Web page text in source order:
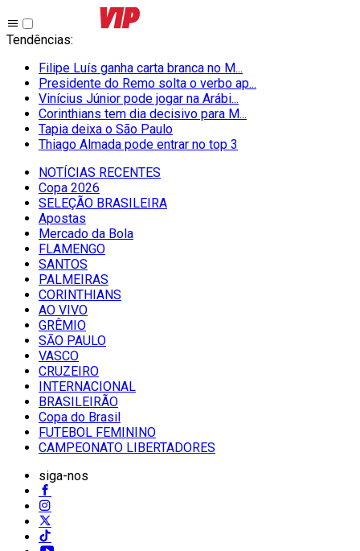
Tendências:
Filipe Luís ganha carta branca no M...
Presidente do Remo solta o verbo ap...
Vinícius Júnior pode jogar na Arábi...
Corinthians tem dia decisivo para M...
Tapia deixa o São Paulo
Thiago Almada pode entrar no top 3
NOTÍCIAS RECENTES
Copa 2026
SELEÇÃO BRASILEIRA
Apostas
Mercado da Bola
FLAMENGO
SANTOS
PALMEIRAS
CORINTHIANS
AO VIVO
GRÊMIO
SĀO PAULO
VASCO
CRUZEIRO
INTERNACIONAL
BRASILEIRÃO
Copa do Brasil
FUTEBOL FEMININO
CAMPEONATO LIBERTADORES
siga-nos